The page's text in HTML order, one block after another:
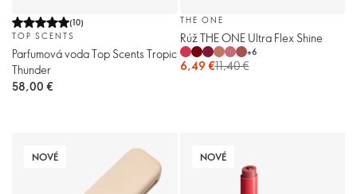
(10)
TOP SCENTS
Parfumová voda Top Scents Tropic
Thunder
58,00 €
THE ONE
Rúž THE ONE Ultra Flex Shine
+6
6,49 €11,40 €
NOVÉ NOVÉ